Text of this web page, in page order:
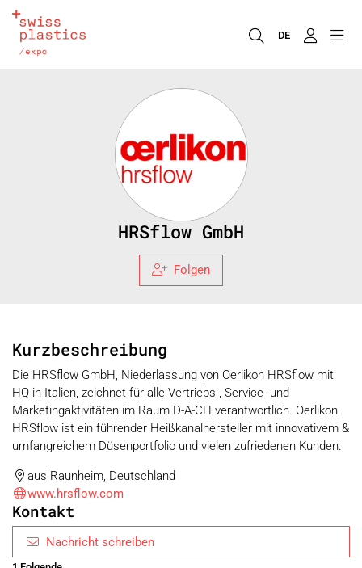
DE
HRSflow GmbH
Folgen
Kurzbeschreibung
Die HRSflow GmbH, Niederlassung von Oerlikon HRSflow mit
HQ in Italien, zeichnet für alle Vertriebs-, Service- und
Marketingaktivitäten im Raum D-A-CH verantwortlich. Oerlikon
HRSflow ist ein führender Heißkanalhersteller mit innovativem &
umfangreichem Düsenportfolio und vielen zufriedenen Kunden.
aus Raunheim, Deutschland
www.hrsflow.com
Kontakt
Nachricht schreiben